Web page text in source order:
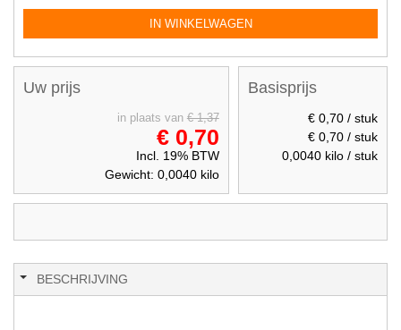
IN WINKELWAGEN
Basisprijs
€ 0,70/ stuk
€ 0,70/ stuk
0,0040 kilo / stuk
Uw prijs
in plaats van € 1,37
€ 0,70
Incl. 19% BTW
Gewicht: 0,0040kilo
BESCHRIJVING